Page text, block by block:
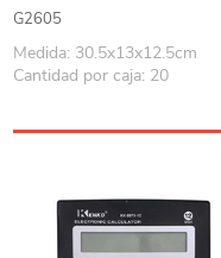
G2605
Medida: 30.5x13x12.5cm
Cantidad por caja: 20